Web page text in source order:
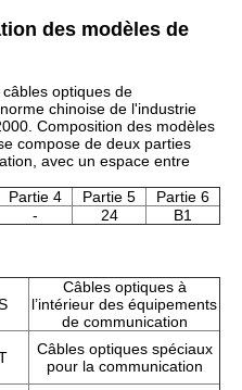
des modèles de
optiques de
chinoise de l'industrie
Composition des modèles
compose de deux parties
avec un espace entre
Partie 4 Partie 5
Partie 6
- 24 B1
Câbles optiques à
l’intérieur des équipements
de communication
Câbles optiques spéciaux
pour la communication